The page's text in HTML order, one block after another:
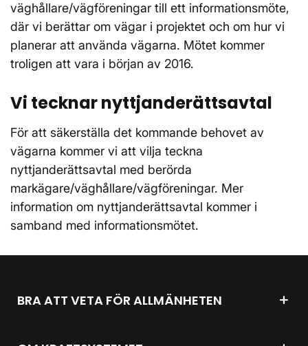
väghållare/vägföreningar till ett informationsmöte,
där vi berättar om vägar i projektet och om hur vi
planerar att använda vägarna. Mötet kommer
troligen att vara i början av 2016.
Vi tecknar nyttjanderättsavtal
För att säkerställa det kommande behovet av
vägarna kommer vi att vilja teckna
nyttjanderättsavtal med berörda
markägare/väghållare/vägföreningar. Mer
information om nyttjanderättsavtal kommer i
samband med informationsmötet.
BRA ATT VETA FÖR ALLMÄNHETEN